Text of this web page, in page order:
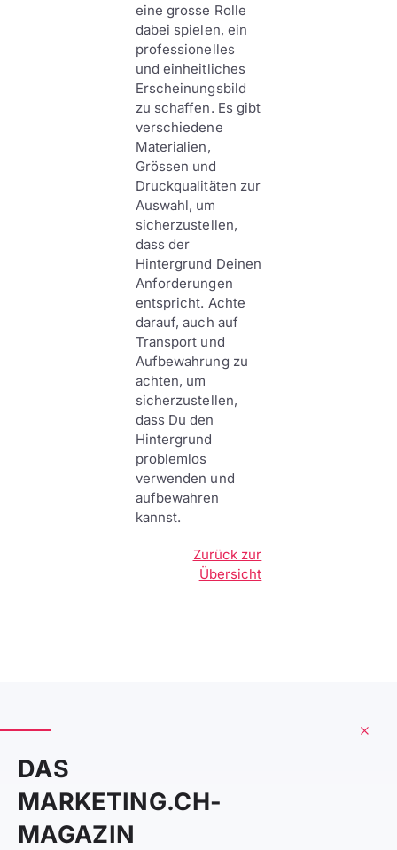
eine grosse Rolle
dabei spielen, ein
professionelles
und einheitliches
Erscheinungsbild
zu schaffen. Es gibt
verschiedene
Materialien,
Grössen und
Druckqualitäten zur
Auswahl, um
sicherzustellen,
dass der
Hintergrund Deinen
Anforderungen
entspricht. Achte
darauf, auch auf
Transport und
Aufbewahrung zu
achten, um
sicherzustellen,
dass Du den
Hintergrund
problemlos
verwenden und
aufbewahren
kannst.
Zurück zur
Übersicht
DAS
MARKETING.CH-
MAGAZIN